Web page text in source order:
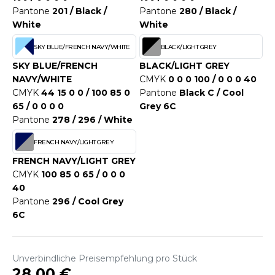
UND JACKEN
COOL
HOODS
T'S
SERIE
Pantone 201 / Black /
White
Pantone 280 / Black /
White
SKY BLUE/FRENCH NAVY/WHITE
SKY BLUE/FRENCH
NAVY/WHITE
CMYK 44 15 0 0 / 100 85 0
65 / 0 0 0 0
Pantone 278 / 296 / White
BLACK/LIGHT GREY
BLACK/LIGHT GREY
CMYK 0 0 0 100 / 0 0 0 40
Pantone Black C / Cool
Grey 6C
FRENCH NAVY/LIGHT GREY
FRENCH NAVY/LIGHT GREY
CMYK 100 85 0 65 / 0 0 0
40
Pantone 296 / Cool Grey
6C
Unverbindliche Preisempfehlung pro Stück